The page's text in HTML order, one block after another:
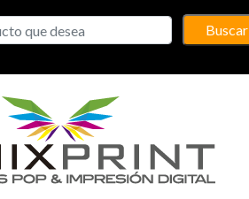
Buscar